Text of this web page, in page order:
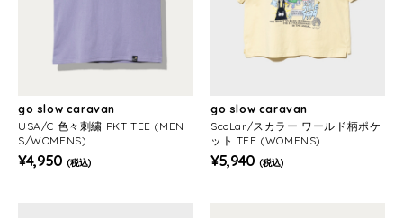
go slow caravan
USA/C 色々刺繍 PKT TEE (MEN
S/WOMENS)
¥4,950 (税込)
go slow caravan
ScoLar/スカラー ワールド柄ポケ
ット TEE (WOMENS)
¥5,940 (税込)